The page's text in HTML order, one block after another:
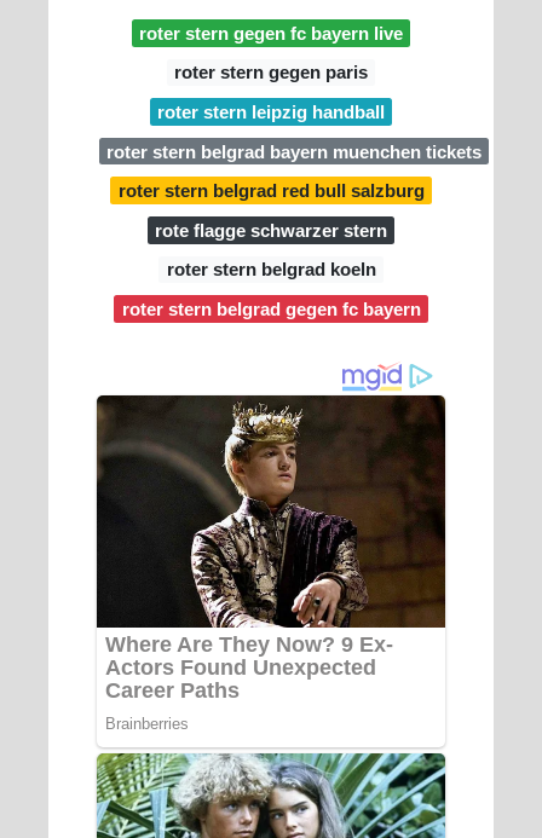
roter stern gegen fc bayern live
roter stern gegen paris
roter stern leipzig handball
roter stern belgrad bayern muenchen tickets
roter stern belgrad red bull salzburg
rote flagge schwarzer stern
roter stern belgrad koeln
roter stern belgrad gegen fc bayern